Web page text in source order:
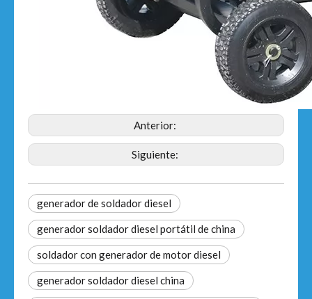
Anterior:
Siguiente:
generador de soldador diesel
generador soldador diesel portátil de china
soldador con generador de motor diesel
generador soldador diesel china